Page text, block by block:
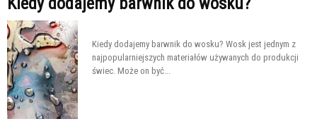
Kiedy dodajemy barwnik do wosku? Wosk jest jednym z
najpopularniejszych materiałów używanych do produkcji
świec. Może on być...